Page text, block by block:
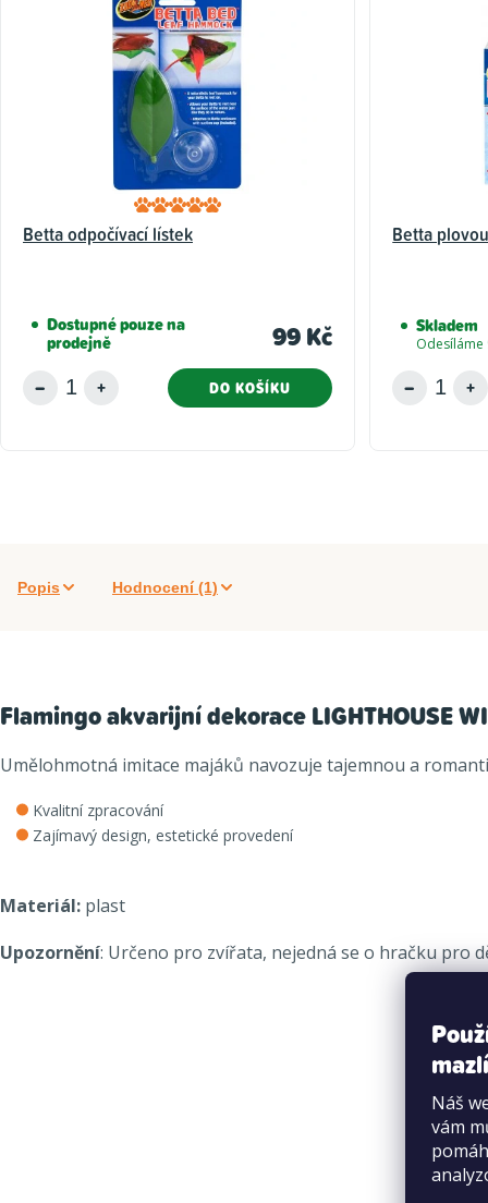
Náš
vám
Betta odpočívací lístek
Dostupné pouze na
prodejně 99 Kč
DO KOŠÍKU
Betta
Skladem
Odesíláme
Popis Hodnocení (1)
Flamingo akvarijní dekorace LIGHTHOUSE
Umělohmotná imitace majáků navozuje tajemnou a
Kvalitní zpracování
Zajímavý design, estetické provedení
Materiál: plast
Upozornění: Určeno pro zvířata, nejedná se o hračku pro